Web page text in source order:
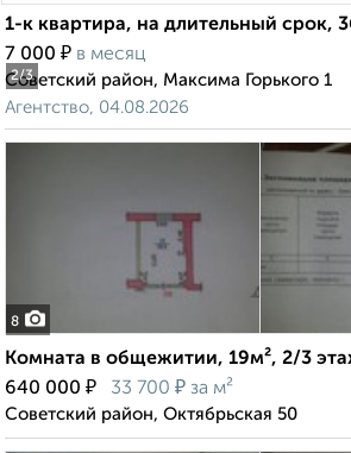
2/3
1-к квартира, на длительный срок,
7 000 ₽ в месяц
Советский район, Максима Горького 1
Агентство, 04.08.2026
8
Комната в общежитии, 19м², 2/3
640 000 ₽ 33 700 ₽ за м²
Советский район, Октябрьская 50